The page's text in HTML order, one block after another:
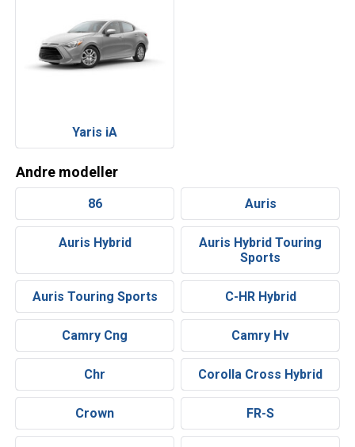
Yaris iA
Andre modeller
86 Auris
Auris Hybrid
Auris Hybrid Touring
Sports
Auris Touring Sports C-HR Hybrid
Camry Cng Camry Hv
Chr Corolla Cross Hybrid
Crown FR-S